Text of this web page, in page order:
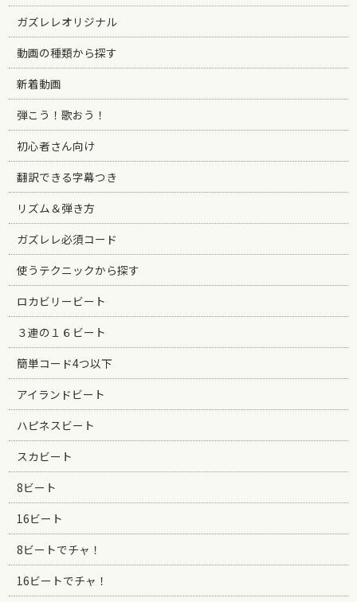
ガズレレオリジナル
動画の種類から探す
新着動画
弾こう！歌おう！
初心者さん向け
翻訳できる字幕つき
リズム＆弾き方
ガズレレ必須コード
使うテクニックから探す
ロカビリービート
３連の１６ビート
簡単コード4つ以下
アイランドビート
ハピネスビート
スカビート
8ビート
16ビート
8ビートでチャ！
16ビートでチャ！